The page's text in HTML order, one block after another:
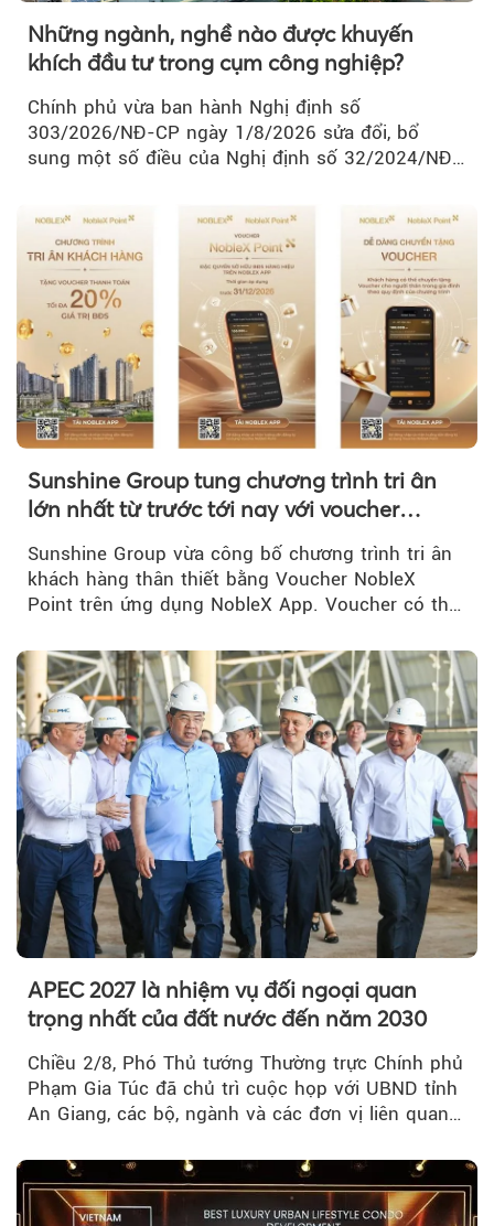
Những ngành, nghề nào được khuyến
khích đầu tư trong cụm công nghiệp?
Chính phủ vừa ban hành Nghị định số
303/2026/NĐ-CP ngày 1/8/2026 sửa đổi, bổ
sung một số điều của Nghị định số 32/2024/NĐ-
Sunshine Group tung chương trình tri ân
lớn nhất từ trước tới nay với voucher
NobleX Point cho khách hàng thân thiết
Sunshine Group vừa công bố chương trình tri ân
khách hàng thân thiết bằng Voucher NobleX
Point trên ứng dụng NobleX App. Voucher có thể
APEC 2027 là nhiệm vụ đối ngoại quan
trọng nhất của đất nước đến năm 2030
Chiều 2/8, Phó Thủ tướng Thường trực Chính phủ
Phạm Gia Túc đã chủ trì cuộc họp với UBND tỉnh
An Giang, các bộ, ngành và các đơn vị liên quan